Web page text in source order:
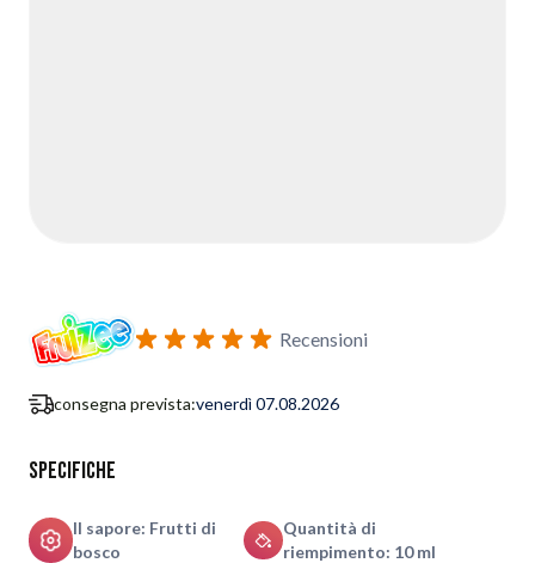
Recensioni
consegna prevista:venerdì 07.08.2026
Specifiche
Il sapore: Frutti di
bosco
Quantità di
riempimento: 10 ml